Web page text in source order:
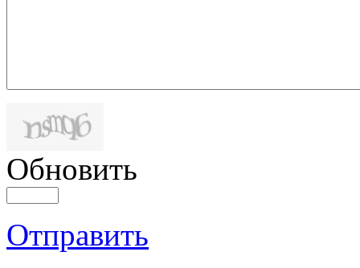
Обновить
Отправить